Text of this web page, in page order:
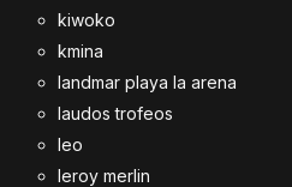
kiwoko
kmina
landmar playa la arena
laudos trofeos
leo
leroy merlin